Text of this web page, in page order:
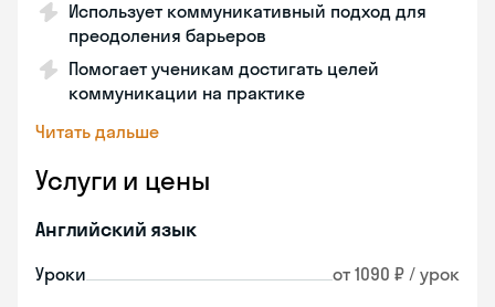
Использует коммуникативный подход для
преодоления барьеров
Помогает ученикам достигать целей
коммуникации на практике
Читать дальше
Услуги и цены
Английский язык
Уроки от 1090 ₽ / урок